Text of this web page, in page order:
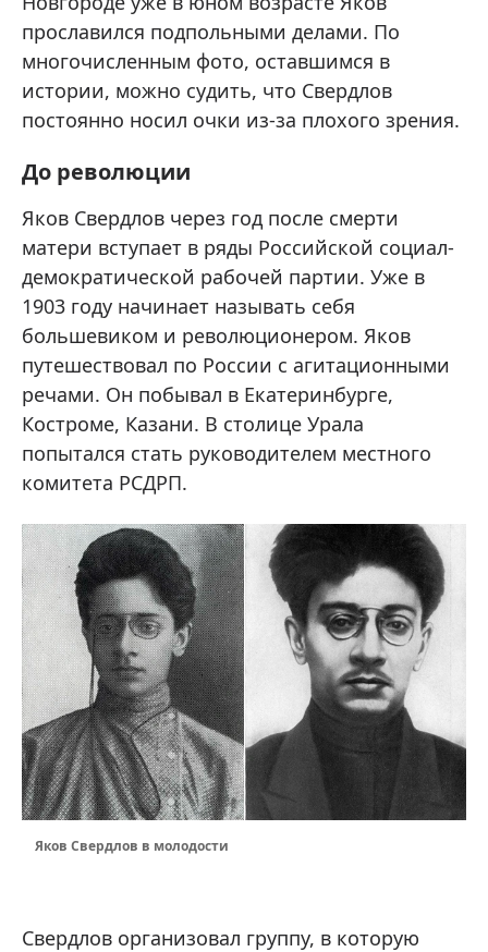
прославился подпольными делами. По
многочисленным фото, оставшимся в
истории, можно судить, что Свердлов
постоянно носил очки из-за плохого зрения.
До революции
Яков Свердлов через год после смерти
матери вступает в ряды Российской социал-
демократической рабочей партии. Уже в
1903 году начинает называть себя
большевиком и революционером. Яков
путешествовал по России с агитационными
речами. Он побывал в Екатеринбурге,
Костроме, Казани. В столице Урала
попытался стать руководителем местного
комитета РСДРП.
Яков Свердлов в молодости
Свердлов организовал группу, в которую